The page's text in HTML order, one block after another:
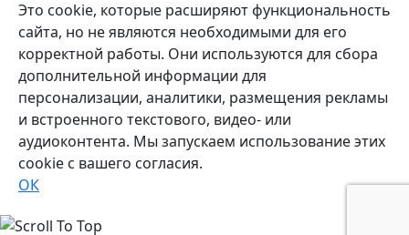
Это cookie, которые расширяют функциональность
сайта, но не являются необходимыми для его
корректной работы. Они используются для сбора
дополнительной информации для
персонализации, аналитики, размещения рекламы
и встроенного текстового, видео- или
аудиоконтента. Мы запускаем использование этих
cookie с вашего согласия.
ОК